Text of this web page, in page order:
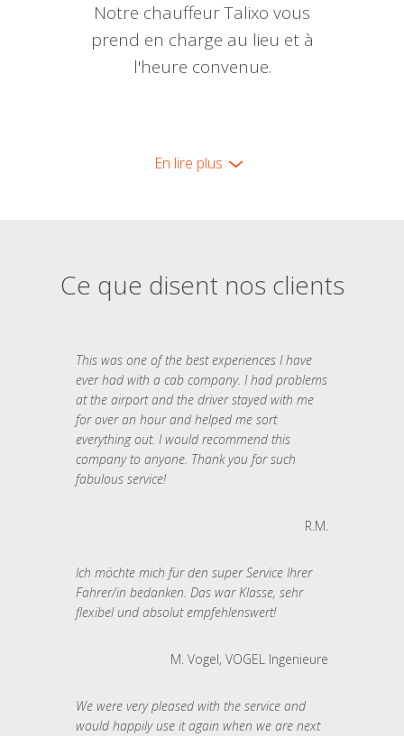
Notre chauffeur Talixo vous
prend en charge au lieu et à
l'heure convenue.
En lire plus
Ce que disent nos clients
This was one of the best experiences I have
ever had with a cab company. I had problems
at the airport and the driver stayed with me
for over an hour and helped me sort
everything out. I would recommend this
company to anyone. Thank you for such
fabulous service!
R.M.
Ich möchte mich für den super Service Ihrer
Fahrer/in bedanken. Das war Klasse, sehr
flexibel und absolut empfehlenswert!
M. Vogel, VOGEL Ingenieure
We were very pleased with the service and
would happily use it again when we are next